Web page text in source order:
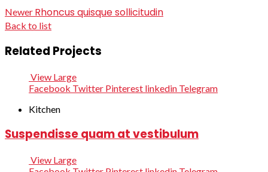
Newer Rhoncus quisque sollicitudin
Back to list
Related Projects
View Large
Facebook Twitter Pinterest linkedin Telegram
Kitchen
Suspendisse quam at vestibulum
View Large